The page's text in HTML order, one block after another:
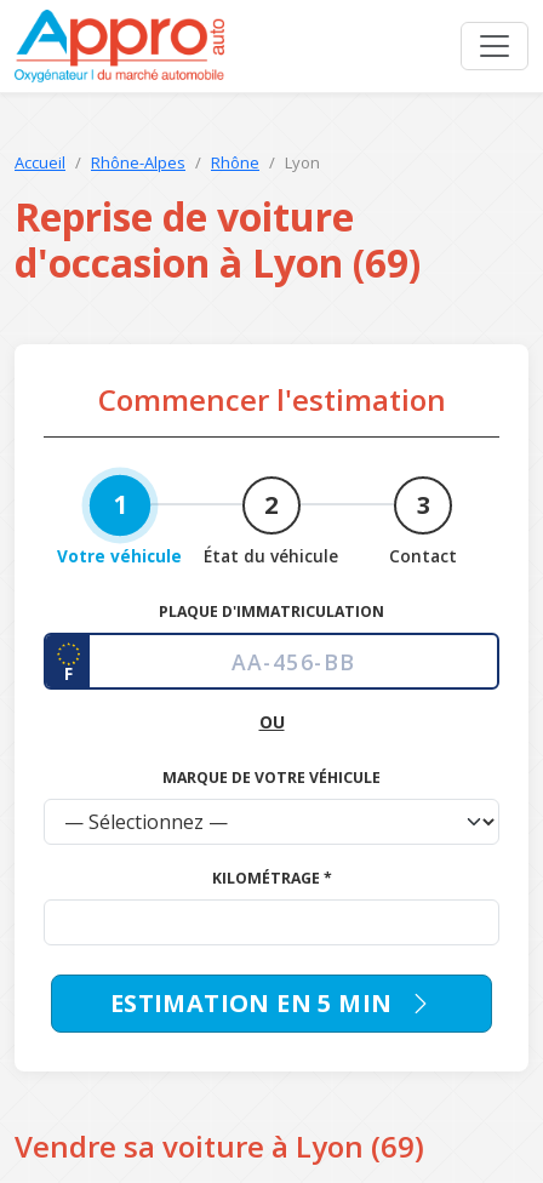
Accueil Rhône-Alpes Rhône Lyon
Reprise de voiture
d'occasion à Lyon (69)
Commencer l'estimation
1
Votre véhicule
2
État du véhicule
3
Contact
PLAQUE D'IMMATRICULATION
F
OU
MARQUE DE VOTRE VÉHICULE
KILOMÉTRAGE *
ESTIMATION EN 5 MIN
Vendre sa voiture à Lyon (69)